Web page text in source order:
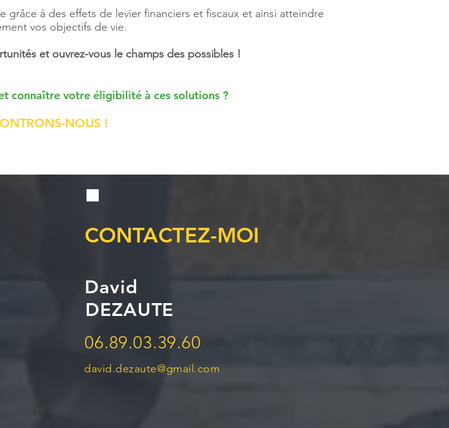
à des effets de levier financiers et fiscaux et ainsi atteindre
vos objectifs de vie.
et ouvrez-vous le champs des possibles !
connaître votre éligibilité à ces solutions ?
NOUS !
David
DEZAUTE
06.89.03.39.60
david.dezaute@gmail.com
CONTACTEZ-MOI